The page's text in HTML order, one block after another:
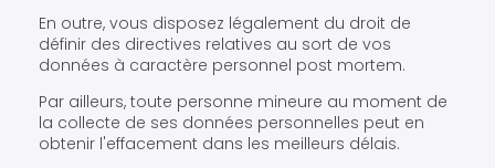
En outre, vous disposez légalement du droit de
définir des directives relatives au sort de vos
données à caractère personnel post mortem.
Par ailleurs, toute personne mineure au moment de
la collecte de ses données personnelles peut en
obtenir l'effacement dans les meilleurs délais.